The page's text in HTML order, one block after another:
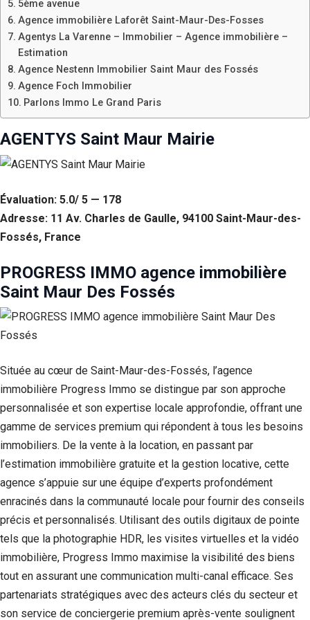
5ème avenue
Agence immobilière Laforêt Saint-Maur-Des-Fosses
Agentys La Varenne – Immobilier – Agence immobilière –
Estimation
Agence Nestenn Immobilier Saint Maur des Fossés
Agence Foch Immobilier
Parlons Immo Le Grand Paris
AGENTYS Saint Maur Mairie
Évaluation: 5.0/ 5 — 178
Adresse: 11 Av. Charles de Gaulle, 94100 Saint-Maur-des-
Fossés, France
PROGRESS IMMO agence immobilière
Saint Maur Des Fossés
Située au cœur de Saint-Maur-des-Fossés, l’agence
immobilière Progress Immo se distingue par son approche
personnalisée et son expertise locale approfondie, offrant une
gamme de services premium qui répondent à tous les besoins
immobiliers. De la vente à la location, en passant par
l’estimation immobilière gratuite et la gestion locative, cette
agence s’appuie sur une équipe d’experts profondément
enracinés dans la communauté locale pour fournir des conseils
précis et personnalisés. Utilisant des outils digitaux de pointe
tels que la photographie HDR, les visites virtuelles et la vidéo
immobilière, Progress Immo maximise la visibilité des biens
tout en assurant une communication multi-canal efficace. Ses
partenariats stratégiques avec des acteurs clés du secteur et
son service de conciergerie premium après-vente soulignent